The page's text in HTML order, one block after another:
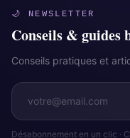
🌙 NEWSLETTER
Conseils & guides
Conseils pratiques et
Désabonnement en un clic ·